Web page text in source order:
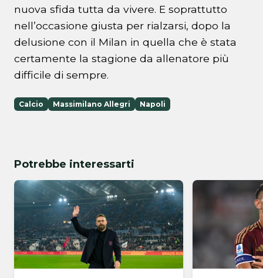
nuova sfida tutta da vivere. E soprattutto
nell’occasione giusta per rialzarsi, dopo la
delusione con il Milan in quella che è stata
certamente la stagione da allenatore più
difficile di sempre.
Calcio Massimilano Allegri Napoli
Potrebbe interessarti